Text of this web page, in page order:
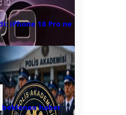
iPhone 18 Pro ne
haber